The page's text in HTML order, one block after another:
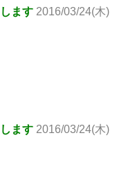
ます 2016/03/24(木)
ます 2016/03/24(木)